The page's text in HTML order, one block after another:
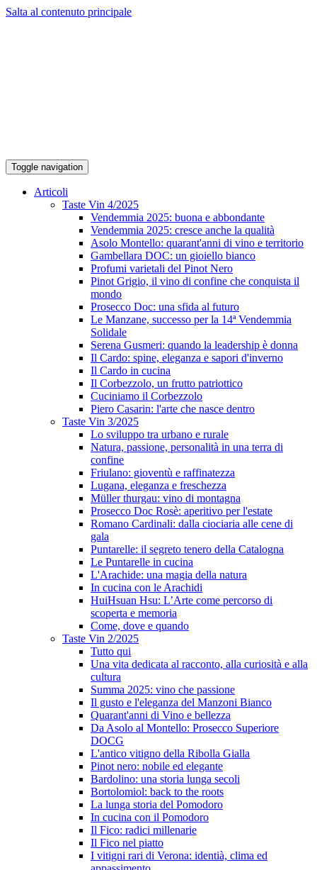
Salta al contenuto principale
Toggle navigation
Articoli
Taste Vin 4/2025
Vendemmia 2025: buona e abbondante
Vendemmia 2025: cresce anche la qualità
Asolo Montello: quarant'anni di vino e territorio
Gambellara DOC: un gioiello bianco
Profumi varietali del Pinot Nero
Pinot Grigio, il vino di confine che conquista il
mondo
Prosecco Doc: una sfida al futuro
Le Manzane, successo per la 14ª Vendemmia
Solidale
Serena Gusmeri: quando la leadership è donna
Il Cardo: spine, eleganza e sapori d'inverno
Il Cardo in cucina
Il Corbezzolo, un frutto patriottico
Cuciniamo il Corbezzolo
Piero Casarin: l'arte che nasce dentro
Taste Vin 3/2025
Lo sviluppo tra urbano e rurale
Natura, passione, personalità in una terra di
confine
Friulano: gioventù e raffinatezza
Lugana, eleganza e freschezza
Müller thurgau: vino di montagna
Prosecco Doc Rosè: aperitivo per l'estate
Romano Cardinali: dalla ciociaria alle cene di
gala
Puntarelle: il segreto tenero della Catalogna
Le Puntarelle in cucina
L'Arachide: una magia della natura
In cucina con le Arachidi
HuiHsuan Hsu: L’Arte come percorso di
scoperta e memoria
Come, dove e quando
Taste Vin 2/2025
Tutto qui
Una vita dedicata al racconto, alla curiosità e alla
cultura
Summa 2025: vino che passione
Il gusto e l'eleganza del Manzoni Bianco
Quarant'anni di Vino e bellezza
Da Asolo al Montello: Prosecco Superiore
DOCG
L'antico vitigno della Ribolla Gialla
Pinot nero: nobile ed elegante
Bardolino: una storia lunga secoli
Bortolomiol: back to the roots
La lunga storia del Pomodoro
In cucina con il Pomodoro
Il Fico: radici millenarie
Il Fico nel piatto
I vitigni rari di Verona: identià, clima ed